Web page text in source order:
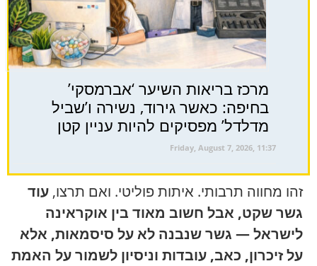
מרכז בריאות השיער ‘אברמסקי’
בחיפה: כאשר גירוד, נשירה ו’שביל
מדלדל’ מפסיקים להיות עניין קטן
Friday, August 7, 2026, 11:37
זהו מחווה תרבותי. איתות פוליטי. ואם תרצו, עוד
גשר שקט, אבל חשוב מאוד בין אוקראינה
לישראל — גשר שנבנה לא על סיסמאות, אלא
על זיכרון, כאב, עובדות וניסיון לשמור על האמת